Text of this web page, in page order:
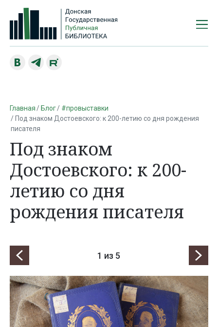
Главная Блог
#провыставки
Под знаком Достоевского: к 200-летию со дня рождения
писателя
Под знаком
Достоевского: к 200-
летию со дня
рождения писателя
1 из 5